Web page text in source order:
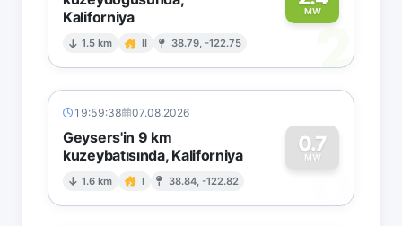
Kaliforniya
1.5 km II 38.79, -122.75
MW
2
19:59:38 07.08.2026
Geysers'in 9 km
kuzeybatısında, Kaliforniya
1.6 km I 38.84, -122.82
0.7
MW
0